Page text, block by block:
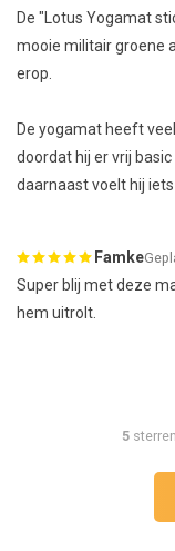
De "Lotus Yogamat
mooie militair groene
erop.
De yogamat heeft
doordat hij er vrij
daarnaast voelt hij
Famke
Super blij met deze
hem uitrolt.
5